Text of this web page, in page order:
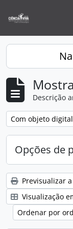
Descrição
Remove filter:
Com objeto digital
Opções de
Previsualizar
Visualização
Ordenar por